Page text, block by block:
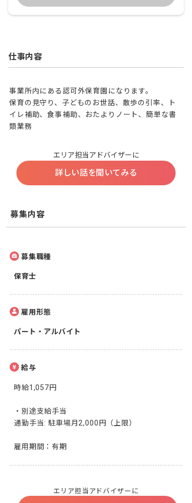
仕事内容
事業所内にある認可外保育園になります。
保育の見守り、子どものお世話、散歩の引率、ト
イレ補助、食事補助、おたよりノート、簡単な書
類業務
エリア担当アドバイザーに
詳しい話を聞いてみる
募集内容
募集職種
保育士
雇用形態
パート・アルバイト
給与
時給1,057円
・別途支給手当
通勤手当: 駐車場月2,000円（上限）
雇用期間：有期
エリア担当アドバイザーに